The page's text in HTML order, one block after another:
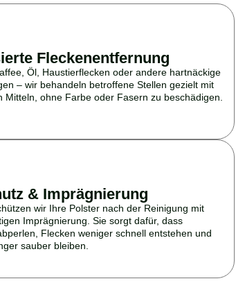
Fleckenentfernung
Öl, Haustierflecken oder andere hartnäckige
– wir behandeln betroffene Stellen gezielt mit
Mitteln, ohne Farbe oder Fasern zu beschädigen.
& Imprägnierung
wir Ihre Polster nach der Reinigung mit
Imprägnierung. Sie sorgt dafür, dass
Flecken weniger schnell entstehen und
sauber bleiben.